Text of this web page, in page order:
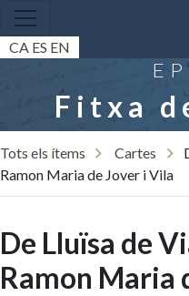
CA ES EN
Fitxa
Tots els ítems Cartes
Ramon Maria de Jover i Vila
De Lluïsa de
Ramon Maria